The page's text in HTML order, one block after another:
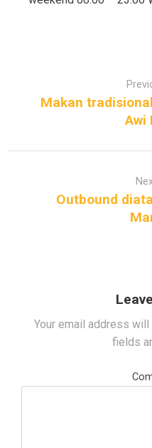
Makan
Awi
Outbound
Your email address
fields